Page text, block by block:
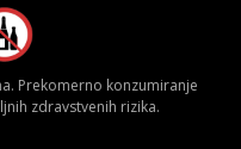
Prekomerno konzumiranje
zdravstvenih rizika.